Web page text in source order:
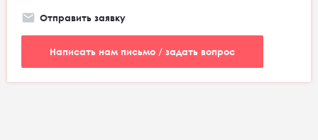
Отправить заявку
Написать нам письмо / задать вопрос